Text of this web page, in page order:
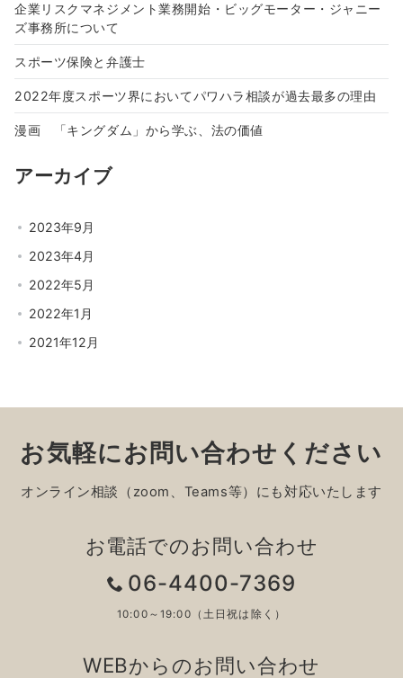
企業リスクマネジメント業務開始・ビッグモーター・ジャニー
ズ事務所について
スポーツ保険と弁護士
2022年度スポーツ界においてパワハラ相談が過去最多の理由
漫画 「キングダム」から学ぶ、法の価値
アーカイブ
2023年9月
2023年4月
2022年5月
2022年1月
2021年12月
お気軽にお問い合わせください
オンライン相談（zoom、Teams等）にも対応いたします
お電話でのお問い合わせ
06-4400-7369
10:00～19:00（土日祝は除く）
WEBからのお問い合わせ